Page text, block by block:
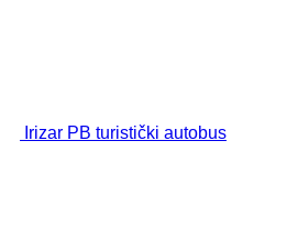
Irizar PB turistički autobus